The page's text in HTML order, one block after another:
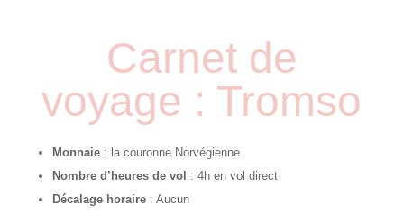
Carnet de
voyage : Tromso
Monnaie: la couronne Norvégienne
Nombre d’heures de vol : 4h en vol direct
Décalage horaire: Aucun